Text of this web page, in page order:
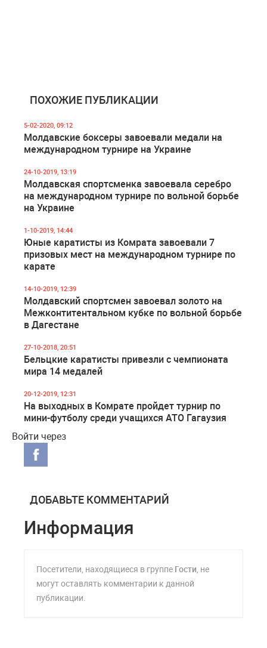
ПОХОЖИЕ ПУБЛИКАЦИИ
5-02-2020, 09:12
Молдавские боксеры завоевали медали на
международном турнире на Украине
24-10-2019, 13:19
Молдавская спортсменка завоевала серебро
на международном турнире по вольной борьбе
на Украине
1-10-2019, 14:44
Юные каратисты из Комрата завоевали 7
призовых мест на международном турнире по
карате
14-10-2019, 12:39
Молдавский спортсмен завоевал золото на
Межконтитентальном кубке по вольной борьбе
в Дагестане
27-10-2018, 20:51
Бельцкие каратисты привезли с чемпионата
мира 14 медалей
20-12-2019, 12:31
На выходных в Комрате пройдет турнир по
мини-футболу среди учащихся АТО Гагаузия
Войти через
ДОБАВЬТЕ КОММЕНТАРИЙ
Информация
Посетители, находящиеся в группе Гости , не
могут оставлять комментарии к данной
публикации.